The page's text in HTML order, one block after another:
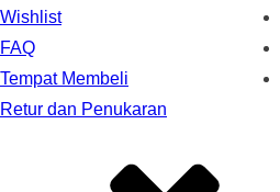
Wishlist
FAQ
Tempat Membeli
Retur dan Penukaran